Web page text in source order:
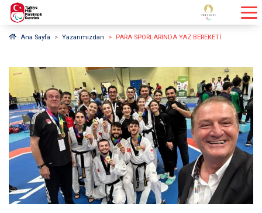
Ana Sayfa Yazarımızdan PARA SPORLARINDA YAZ BEREKETİ